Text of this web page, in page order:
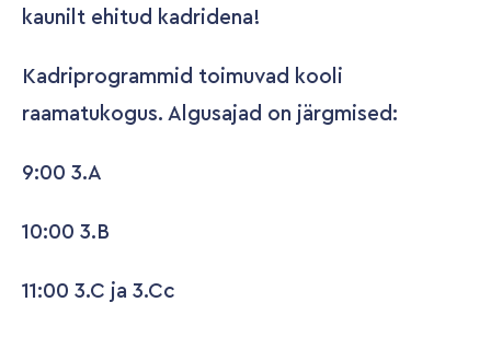
kaunilt ehitud kadridena!
Kadriprogrammid toimuvad kooli
raamatukogus. Algusajad on järgmised:
9:00 3.A
10:00 3.B
11:00 3.C ja 3.Cc